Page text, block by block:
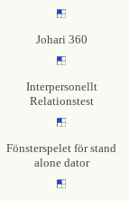
Johari 360
Interpersonellt
Relationstest
Fönsterspelet för stand
alone dator